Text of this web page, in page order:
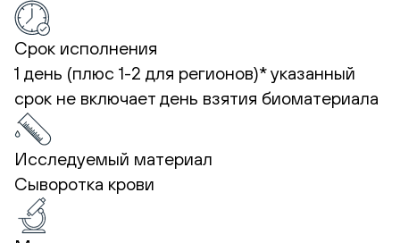
Срок исполнения
1 день (плюс 1-2 для регионов)*указанный
срок не включает день взятия биоматериала
Исследуемый материал
Сыворотка крови